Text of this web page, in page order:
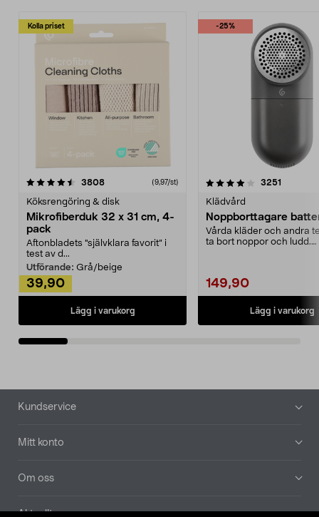
Kolla priset
3808recensioner (9,97/st)
Köksrengöring & disk
Mikrofiberduk 32 x 31 cm, 4-
pack
Aftonbladets "självklara favorit” i
test av d...
Utförande: Grå/beige
39,90
Lägg i varukorg
-25%
4.0av 5 stjärnor 3251
Klädvård
Noppborttagare
Vårda kläder och andra
ta bort noppor och ludd.
149,90
Lägg i varukorg
4.5av 5 stjärnor
Sidfot
Kundservice
Mitt konto
Om oss
Aktuellt